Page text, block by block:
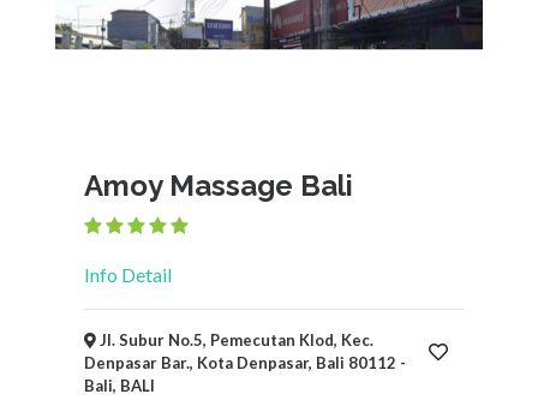
Amoy Massage Bali
Info Detail
Jl. Subur No.5, Pemecutan Klod, Kec.
Denpasar Bar., Kota Denpasar, Bali 80112 -
Bali, BALI